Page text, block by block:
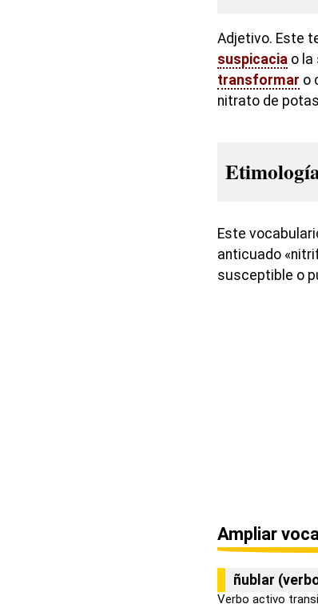
Adjetivo. Este
suspicacia o la
transformar o
nitrato de
Este
anticuado
susceptible o
Ampliar
ñublar
Verbo activo